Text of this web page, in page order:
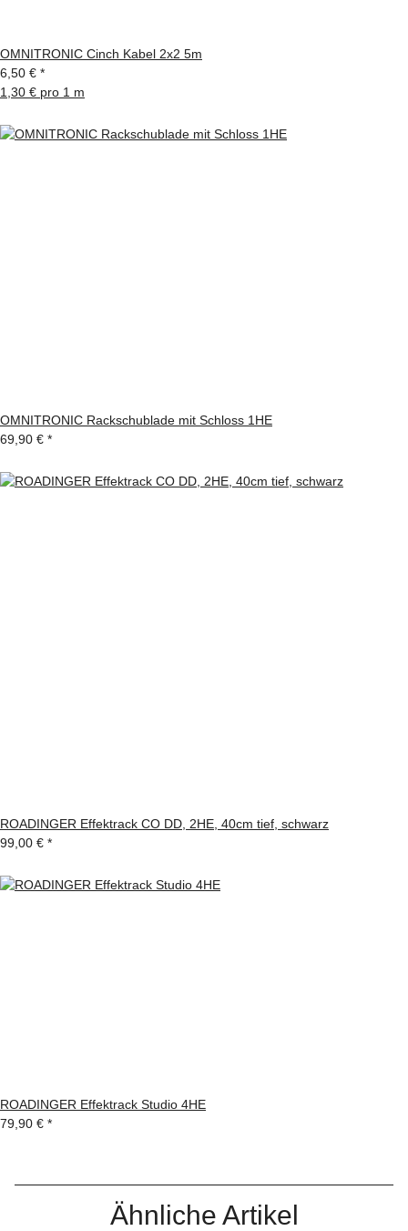
OMNITRONIC Cinch Kabel 2x2 5m
6,50 € *
1,30 € pro 1 m
OMNITRONIC Rackschublade mit Schloss 1HE
69,90 € *
ROADINGER Effektrack CO DD, 2HE, 40cm tief, schwarz
99,00 € *
ROADINGER Effektrack Studio 4HE
79,90 € *
Ähnliche Artikel